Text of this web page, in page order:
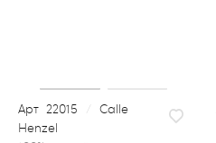
22015
Calle
Henzel